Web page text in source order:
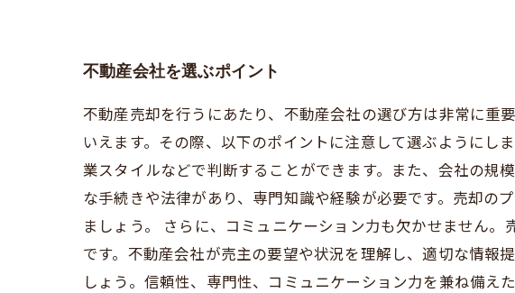
不動産会社を選ぶポイント
不動産売却を行うにあたり、不動産会社の選び方は非常に重
いえます。その際、以下のポイントに注意して選ぶようにし
業スタイルなどで判断することができます。また、会社の規
な手続きや法律があり、専門知識や経験が必要です。売却
ましょう。 さらに、コミュニケーション力も欠かせません
です。不動産会社が売主の要望や状況を理解し、適切な情報
しょう。信頼性、専門性、コミュニケーション力を兼ね備え